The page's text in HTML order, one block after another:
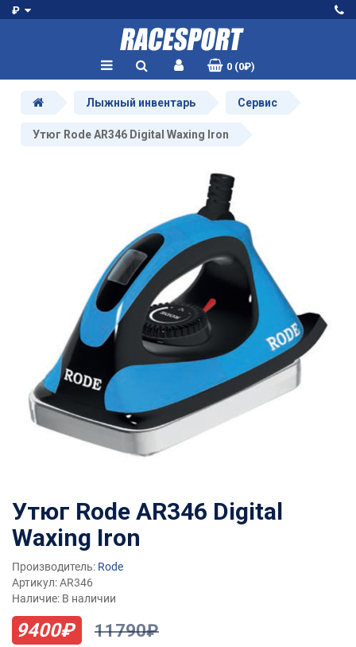
₽
0 (0₽)
Лыжный инвентарь Сервис
Утюг Rode AR346 Digital Waxing Iron
Утюг Rode AR346 Digital
Waxing Iron
Производитель: Rode
Артикул: AR346
Наличие: В наличии
9400₽ 11790₽